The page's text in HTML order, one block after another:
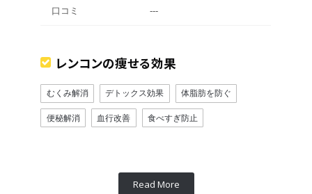
口コミ ---
レンコンの痩せる効果
むくみ解消 デトックス効果 体脂肪を防ぐ
便秘解消 血行改善 食べすぎ防止
Read More